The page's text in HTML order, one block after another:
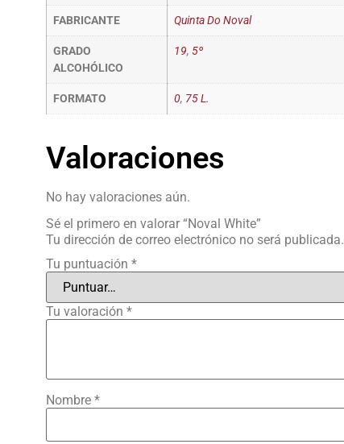
FABRICANTE Quinta Do Noval
GRADO
ALCOHÓLICO
19, 5º
FORMATO 0, 75 L.
Valoraciones
No hay valoraciones aún.
Sé el primero en valorar “Noval White”
Tu dirección de correo electrónico no será publicada.
Tu puntuación *
Tu valoración *
Nombre *